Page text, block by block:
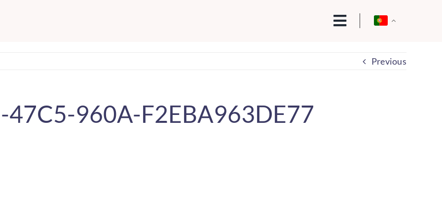
Previous
47C5-960A-F2EBA963DE77